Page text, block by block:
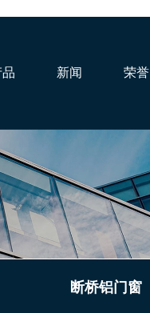
品 新闻 荣誉
断桥铝门窗